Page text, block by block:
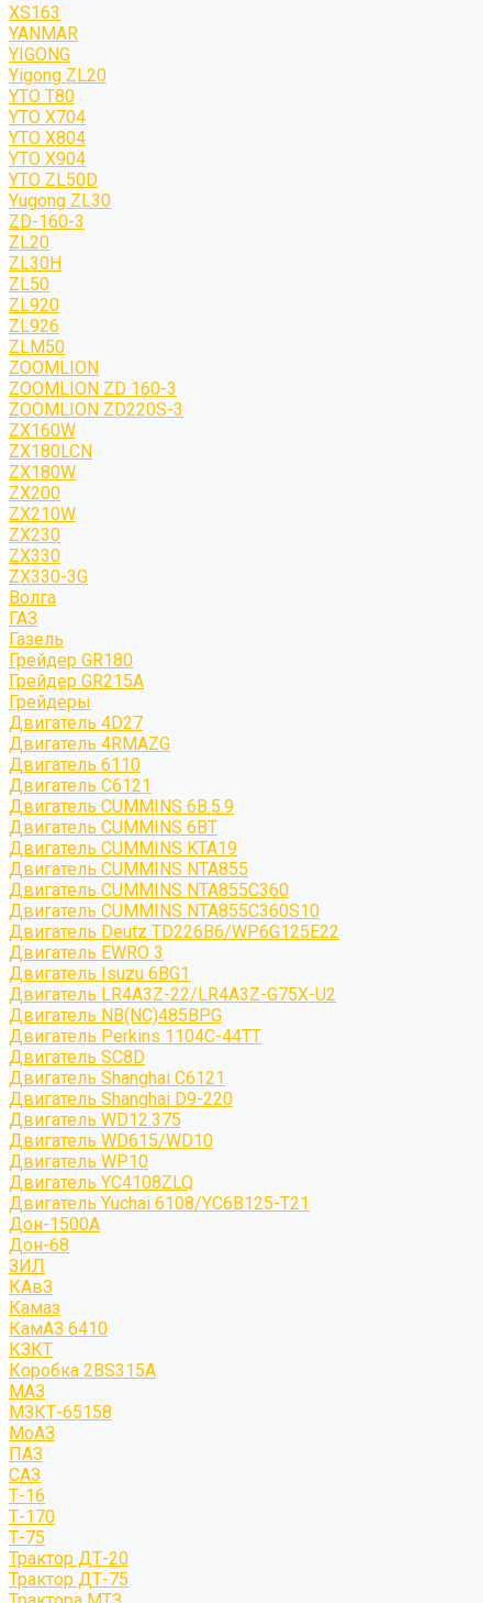
XS163
YANMAR
YIGONG
Yigong ZL20
YTO T80
YTO X704
YTO X804
YTO X904
YTO ZL50D
Yugong ZL30
ZD-160-3
ZL20
ZL30H
ZL50
ZL920
ZL926
ZLM50
ZOOMLION
ZOOMLION ZD 160-3
ZOOMLION ZD220S-3
ZX160W
ZX180LCN
ZX180W
ZX200
ZX210W
ZX230
ZX330
ZX330-3G
Волга
ГАЗ
Газель
Грейдер GR180
Грейдер GR215A
Грейдеры
Двигатель 4D27
Двигатель 4RMAZG
Двигатель 6110
Двигатель C6121
Двигатель CUMMINS 6B.5.9
Двигатель CUMMINS 6BT
Двигатель CUMMINS KTA19
Двигатель CUMMINS NTA855
Двигатель CUMMINS NTA855C360
Двигатель CUMMINS NTA855C360S10
Двигатель Deutz TD226B6/WP6G125E22
Двигатель EWRO 3
Двигатель Isuzu 6BG1
Двигатель LR4A3Z-22/LR4A3Z-G75X-U2
Двигатель NB(NC)485BPG
Двигатель Perkins 1104C-44TT
Двигатель SC8D
Двигатель Shanghai C6121
Двигатель Shanghai D9-220
Двигатель WD12.375
Двигатель WD615/WD10
Двигатель WP10
Двигатель YC4108ZLQ
Двигатель Yuchai 6108/YC6B125-T21
Дон-1500А
Дон-68
ЗИЛ
КАвЗ
Камаз
КамАЗ 6410
КЗКТ
Коробка 2BS315A
МАЗ
МЗКТ-65158
МоАЗ
ПАЗ
САЗ
Т-16
Т-170
Т-75
Трактор ДТ-20
Трактор ДТ-75